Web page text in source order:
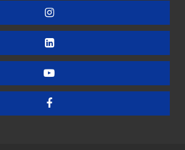
- Automática
- Manual
- Grandes Formatos